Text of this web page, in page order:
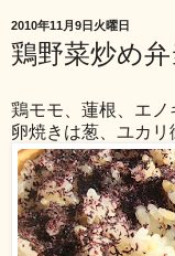
2010年11月9日火曜日
鶏野菜炒め弁
鶏モモ、蓮根、エノ
卵焼きは葱、ユカリ